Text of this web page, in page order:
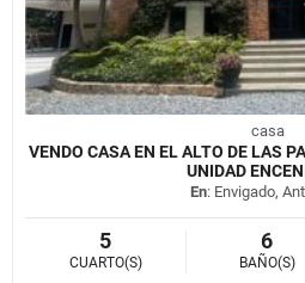
casa
VENDO CASA EN EL ALTO DE LAS
UNIDAD
En: Envigado,
5
CUARTO(S)
6
BAÑO(S)